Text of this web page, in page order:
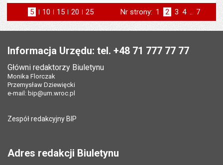
5 elementów na stronie
10 elementów
na stronie
15 elementów
na stronie
20 elementów
na stronie
25 elementów
na stronie
Nr strony: Strona
1 Strona
2 Strona
3 Strona
4 .. Strona
7
Informacja Urzędu: tel. +48 71 777 77 77
Główni redaktorzy Biuletynu
Monika Florczak
Przemysław Dziewięcki
e-mail: bip@um.wroc.pl
Zespół redakcyjny BIP
Adres redakcji Biuletynu